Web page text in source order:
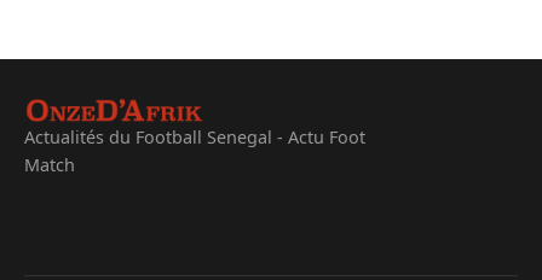
Actualités du Football Senegal - Actu Foot
Match